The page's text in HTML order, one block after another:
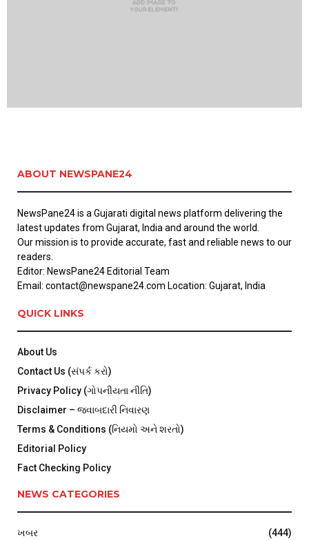
ABOUT NEWSPANE24
NewsPane24 is a Gujarati digital news platform delivering the
latest updates from Gujarat, India and around the world.
Our mission is to provide accurate, fast and reliable news to our
readers.
Editor: NewsPane24 Editorial Team
Email: contact@newspane24.com Location: Gujarat, India
QUICK LINKS
About Us
Contact Us (સંપર્ક કરો)
Privacy Policy (ગોપનીયતા નીતિ)
Disclaimer – જવાબદારી નિવારણ
Terms & Conditions (નિયમો અને શરતો)
Editorial Policy
Fact Checking Policy
NEWS CATEGORIES
ખબર
(444)